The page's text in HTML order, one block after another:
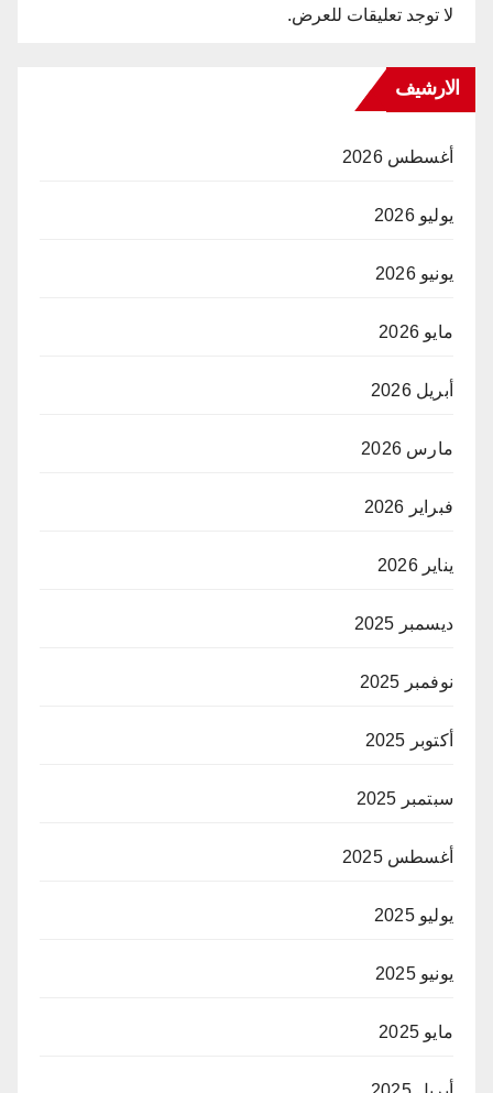
لا توجد تعليقات للعرض.
الارشيف
أغسطس 2026
يوليو 2026
يونيو 2026
مايو 2026
أبريل 2026
مارس 2026
فبراير 2026
يناير 2026
ديسمبر 2025
نوفمبر 2025
أكتوبر 2025
سبتمبر 2025
أغسطس 2025
يوليو 2025
يونيو 2025
مايو 2025